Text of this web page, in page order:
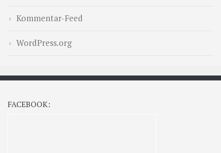
Kommentar-Feed
WordPress.org
FACEBOOK: